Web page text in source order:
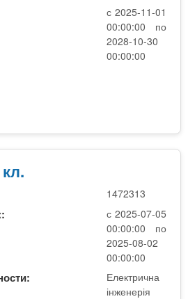
с 2025-11-01
00:00:00 по
2028-10-30
00:00:00
1472313
с 2025-07-05
00:00:00 по
2025-08-02
00:00:00
Електрична
інженерія